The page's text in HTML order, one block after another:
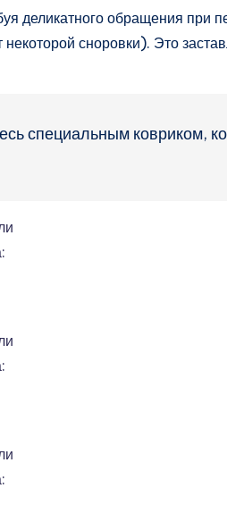
деликатного обращения
сноровки). Это
специальным ковриком,